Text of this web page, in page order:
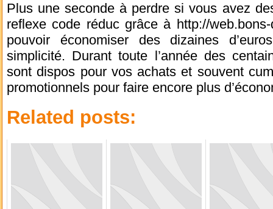
Plus une seconde à perdre si vous avez
reflexe code réduc grâce à http://
pouvoir économiser des dizaines
simplicité. Durant toute l’année des
sont dispos pour vos achats et souvent
promotionnels pour faire encore plus
Related posts: